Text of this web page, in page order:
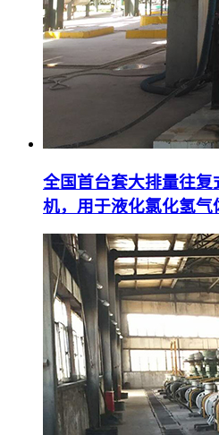
全国首台套大排量往
机，用于液化氯化氢气